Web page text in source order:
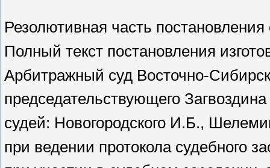
Резолютивная часть
Полный текст постановления
Арбитражный суд Восточно-
председательствующего
судей: Новогородского И.Б.,
при ведении протокола судебного